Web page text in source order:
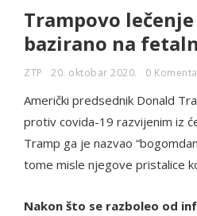
Trampovo
bazirano na
ZTP 20. oktobar 2020. 0
Američki predsednik Donald
protiv covida-19 razvijenim iz
Tramp ga je nazvao
tome misle njegove pristalice
Nakon što se razboleo od